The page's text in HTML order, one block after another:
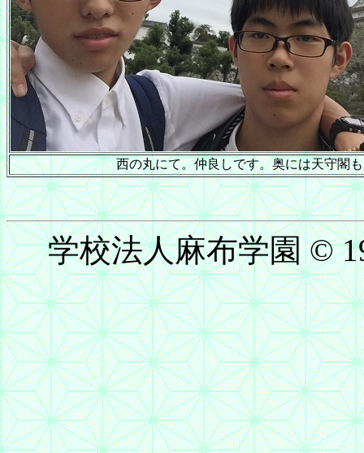
西の丸にて。仲良しです。奥には天守閣
学校法人麻布学園 ©